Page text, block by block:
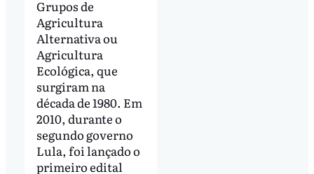
Grupos de
Agricultura
Alternativa ou
Agricultura
Ecológica, que
surgiram na
década de 1980. Em
2010, durante o
segundo governo
Lula, foi lançado o
primeiro edital